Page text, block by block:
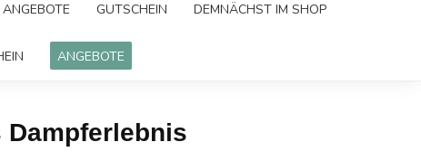
ANGEBOTE GUTSCHEIN DEMNÄCHST IM SHOP
ANGEBOTE